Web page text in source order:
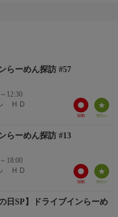
ポットにも立ち寄り、
ゃんぽんの他に江戸前寿司
棚町にある「展望台ドライ
らーめん探訪 #57
12:30
ＨＤ
らーめん探訪 #13
18:00
ＨＤ
日SP】ドライブインらーめ